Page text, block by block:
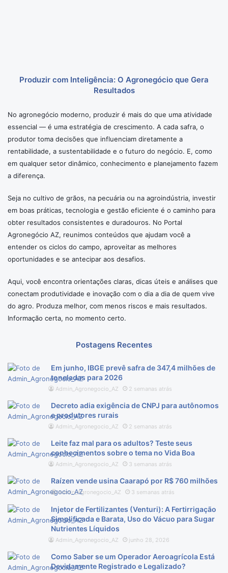
Produzir com Inteligência: O Agronegócio que Gera
Resultados
No agronegócio moderno, produzir é mais do que uma atividade
essencial — é uma estratégia de crescimento. A cada safra, o
produtor toma decisões que influenciam diretamente a
rentabilidade, a sustentabilidade e o futuro do negócio. E, como
em qualquer setor dinâmico, conhecimento e planejamento fazem
a diferença.
Seja no cultivo de grãos, na pecuária ou na agroindústria, investir
em boas práticas, tecnologia e gestão eficiente é o caminho para
obter resultados consistentes e duradouros. No Portal
Agronegócio AZ, reunimos conteúdos que ajudam você a
entender os ciclos do campo, aproveitar as melhores
oportunidades e se antecipar aos desafios.
Aqui, você encontra orientações claras, dicas úteis e análises que
conectam produtividade e inovação com o dia a dia de quem vive
do agro. Produza melhor, com menos riscos e mais resultados.
Informação certa, no momento certo.
Postagens Recentes
Em junho, IBGE prevê safra de 347,4 milhões de
toneladas para 2026
Admin_Agronegocio_AZ 2 semanas atrás
Decreto adia exigência de CNPJ para autônomos
e produtores rurais
Admin_Agronegocio_AZ 2 semanas atrás
Leite faz mal para os adultos? Teste seus
conhecimentos sobre o tema no Vida Boa
Admin_Agronegocio_AZ 3 semanas atrás
Raízen vende usina Caarapó por R$ 760 milhões
Admin_Agronegocio_AZ 3 semanas atrás
Injetor de Fertilizantes (Venturi): A Fertirrigação
Simplificada e Barata, Uso do Vácuo para Sugar
Nutrientes Líquidos
Admin_Agronegocio_AZ junho 28, 2026
Como Saber se um Operador Aeroagrícola Está
Devidamente Registrado e Legalizado?